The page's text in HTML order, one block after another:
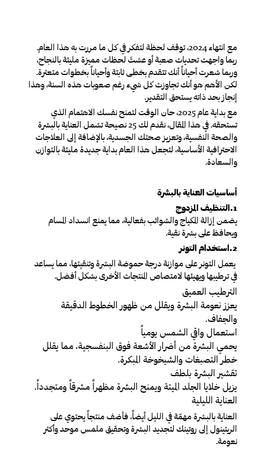
مع انتهاء 2024، توقف لحظة لتفكر في كل ما مررت به هذا العام.
ربما واجهت تحديات صعبة أو عشتَ لحظات مميزة مليئة بالنجاح،
وربما شعرت أحياناً أنك تتقدم بخطى ثابتة وأحياناً بخطوات متعثرة.
لكن الأهم هو أنك تجاوزت كل شيء رغم صعوبات هذه السنة، وهذا
إنجاز بحد ذاته يستحق التقدير.
مع بداية عام 2025، حان الوقت لتمنح نفسك الاهتمام الذي
تستحقه. في هذا المقال، نقدم لك 25 نصيحة تشمل العناية بالبشرة
والصحة النفسية، وتعزيز صحتك الجسدية، بالإضافة إلى العلاجات
الاحترافية الأساسية، لتجعل هذا العام بداية جديدة مليئة بالتوازن
والسعادة.
أساسيات العناية بالبشرة
1.التنظيف المزدوج
يضمن إزالة المكياج والشوائب بفعالية، مما يمنع انسداد المسام
ويحافظ على بشرة نقية.
2.استخدام التونر
يعمل التونر على موازنة درجة حموضة البشرة وتنقيتها، مما يساعد
في ترطيبها ويهيئها لامتصاص المنتجات الأخرى بشكل أفضل.
الترطيب العميق
يعزز نعومة البشرة ويقلل من ظهور الخطوط الدقيقة
والجفاف.
استعمالواقي الشمس يومياً
يحمي البشرة من أضرار الأشعة فوق البنفسجية، مما يقلل
خطر التصبغات والشيخوخة المبكرة.
تقشير البشرة بلطف
يزيل خلايا الجلد الميتة ويمنح البشرة مظهراً مشرقاً ومتجدداً.
العناية الليلية
العناية بالبشرة مهمّة في الليل أيضاً، فأضف منتجاً يحتوي على
الريتينول إلى روتينك لتجديد البشرة وتحقيق ملمس موحد وأكثر
نعومة.